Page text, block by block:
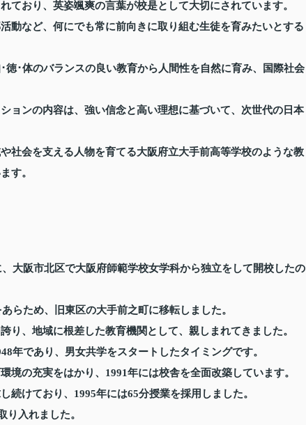
ており、英姿颯爽の言葉が校是として大切にされています。
動など、何にでも常に前向きに取り組む生徒を育みたいとする
･体のバランスの良い教育から人間性を自然に育み、国際社会
ョンの内容は、強い信念と高い理想に基づいて、次世代の日本
社会を支える人物を育てる大阪府立大手前高等学校のような教
す。
大阪市北区で大阪府師範学校女学科から独立をして開校したの
らため、旧東区の大手前之町に移転しました。
り、地域に根差した教育機関として、親しまれてきました。
年であり、男女共学をスタートしたタイミングです。
境の充実をはかり、1991年には校舎を全面改築しています。
続けており、1995年には65分授業を採用しました。
り入れました。